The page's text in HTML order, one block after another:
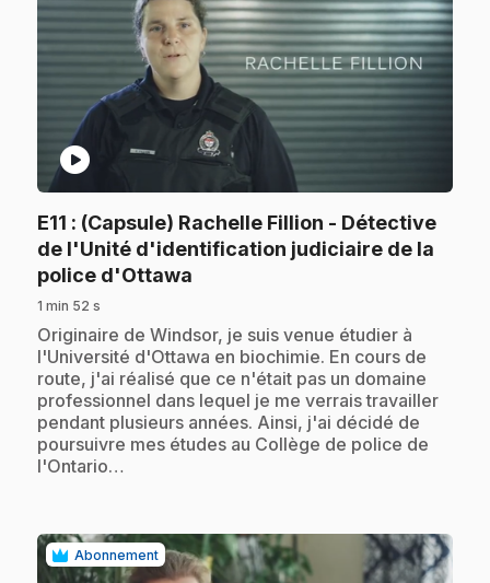
play_circle
E11 : (Capsule) Rachelle Fillion - Détective
de l'Unité d'identification judiciaire de la
police d'Ottawa
1 min 52 s
.Originaire de Windsor, je suis venue étudier à
l'Université d'Ottawa en biochimie. En cours de
route, j'ai réalisé que ce n'était pas un domaine
professionnel dans lequel je me verrais travailler
pendant plusieurs années. Ainsi, j'ai décidé de
poursuivre mes études au Collège de police de
l'Ontario…
Abonnement